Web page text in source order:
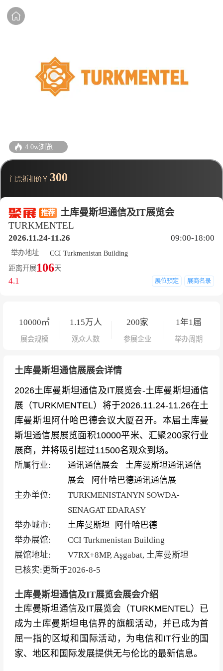
推荐
土库曼斯坦通信及IT展览会
TURKMENTEL
2026.11.24-11.26 09:00-18:00
举办地址
CCI Turkmenistan Building
距离开展106天
4.1 展位预定 展商名录
10000㎡
展会规模
1.15万人
观众人数
200家
参展企业
1年1届
举办周期
4.0w浏览
门票折扣价￥ 300
土库曼斯坦通信展展会详情
2026土库曼斯坦通信及IT展览会-土库曼斯坦通信
展（TURKMENTEL）将于2026.11.24-11.26在土
库曼斯坦阿什哈巴德会议大厦召开。本届土库曼
斯坦通信展展览面积10000平米、汇聚200家行业
展商，并将吸引超过11500名观众到场。
所属行业: 通讯通信展会
土库曼斯坦通讯通信
展会
‌‌阿什哈巴德通讯通信展
主办单位:
TURKMENISTANYN SOWDA-
SENAGAT EDARASY
举办城市:
土库曼斯坦
‌‌阿什哈巴德
举办展馆:
CCI Turkmenistan Building
展馆地址:
V7RX+8MP, Aşgabat, 土库曼斯坦
已核实:更新于2026-8-5
土库曼斯坦通信及IT展览会展会介绍
土库曼斯坦通信及IT展览会（TURKMENTEL）已
成为土库曼斯坦电信界的旗舰活动，并已成为首
屈一指的区域和国际活动，为电信和IT行业的国
家、地区和国际发展提供无与伦比的最新信息。